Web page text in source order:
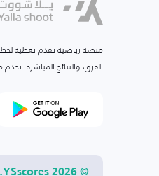
منصة رياضية تقدم تغطية
الفرق، والنتائج المباشرة.
© 2026 YSscores. جميع الحقوق محفوظة.